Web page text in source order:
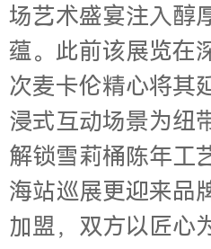
场艺术盛宴注入醇
蕴。 此前该展览在
次麦卡伦精心将其
浸式互动场景为纽
解锁雪莉桶陈年工
海站巡展更迎来品
加盟，双方以匠心